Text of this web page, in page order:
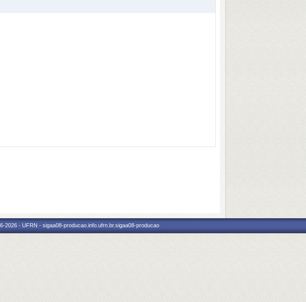
2026 - UFRN - sigaa08-producao.info.ufrn.br.sigaa08-producao